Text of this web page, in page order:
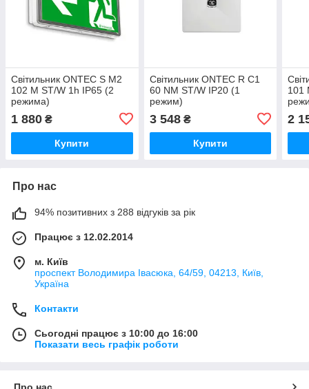
Світильник ONTEC S M2
102 M ST/W 1h IP65 (2
режима)
1 880 ₴
Купити
Світильник ONTEC R C1
60 NM ST/W IP20 (1
режим)
3 548₴
Купити
101
2
Про нас
94% позитивних з 288 відгуків за рік
Працює з 12.02.2014
м. Київ
проспект Володимира Івасюка, 64/59, 04213, Київ,
Україна
Контакти
Сьогодні працює з 10:00 до 16:00
Показати весь графік роботи
Про нас